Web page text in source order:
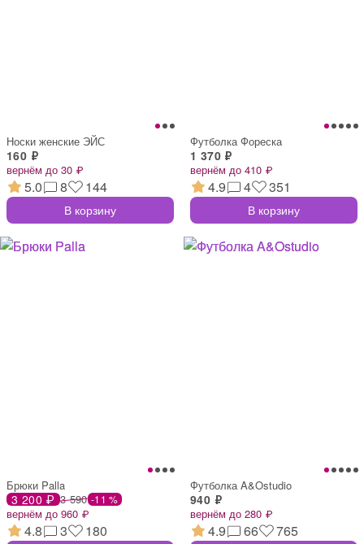
Носки женские ЭЙС
160 ₽
вернём до 30 ₽
5.0 8 144
В корзину
Футболка Фореска
1 370 ₽
вернём до 410 ₽
4.9 4 351
В корзину
Брюки Palla
3 200 ₽ 3 590 -11 %
вернём до 960 ₽
4.8 3 180
Футболка A&Ostudio
940 ₽
вернём до 280 ₽
4.9 66 765